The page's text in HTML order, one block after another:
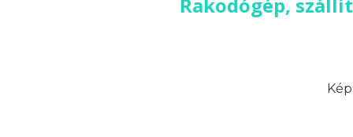
Rakodógép,